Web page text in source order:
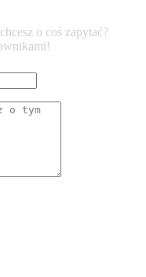
o coś zapytać?